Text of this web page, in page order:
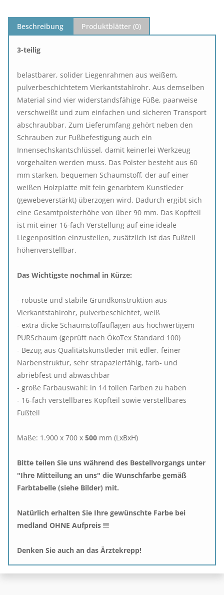
Beschreibung Produktblätter (0)
3-teilig
belastbarer, solider Liegenrahmen aus weißem,
pulverbeschichtetem Vierkantstahlrohr. Aus demselben
Material sind vier widerstandsfähige Füße, paarweise
verschweißt und zum einfachen und sicheren Transport
abschraubbar. Zum Lieferumfang gehört neben den
Schrauben zur Fußbefestigung auch ein
Innensechskantschlüssel, damit keinerlei Werkzeug
vorgehalten werden muss. Das Polster besteht aus 60
mm starken, bequemen Schaumstoff, der auf einer
weißen Holzplatte mit fein genarbtem Kunstleder
(gewebeverstärkt) überzogen wird. Dadurch ergibt sich
eine Gesamtpolsterhöhe von über 90 mm. Das Kopfteil
ist mit einer 16-fach Verstellung auf eine ideale
Liegenposition einzustellen, zusätzlich ist das Fußteil
höhenverstellbar.
Das Wichtigste nochmal in Kürze:
- robuste und stabile Grundkonstruktion aus
Vierkantstahlrohr, pulverbeschichtet, weiß
- extra dicke Schaumstoffauflagen aus hochwertigem
PURSchaum (geprüft nach ÖkoTex Standard 100)
- Bezug aus Qualitätskunstleder mit edler, feiner
Narbenstruktur, sehr strapazierfähig, farb- und
abriebfest und abwaschbar
- große Farbauswahl: in 14 tollen Farben zu haben
- 16-fach verstellbares Kopfteil sowie verstellbares
Fußteil
Maße: 1.900 x 700 x 500 mm (LxBxH)
Bitte teilen Sie uns während des Bestellvorgangs unter
"Ihre Mitteilung an uns" die Wunschfarbe gemäß
Farbtabelle (siehe Bilder) mit.
Natürlich erhalten Sie Ihre gewünschte Farbe bei
medland OHNE Aufpreis !!!
Denken Sie auch an das Ärztekrepp!